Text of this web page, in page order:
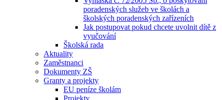
poradenských služeb ve školách a
školských poradenských zařízeních
Jak postupovat pokud chcete uvolnit dítě z
vyučování
Školská rada
Aktuality
Zaměstnanci
Dokumenty ZŠ
Granty a projekty
EU peníze školám
Projekty